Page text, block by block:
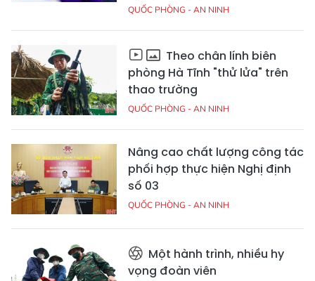
QUỐC PHÒNG - AN NINH
Theo chân lính biên
phòng Hà Tĩnh "thử lửa" trên
thao trường
QUỐC PHÒNG - AN NINH
Nâng cao chất lượng công tác
phối hợp thực hiện Nghị định
số 03
QUỐC PHÒNG - AN NINH
Một hành trình, nhiều hy
vọng đoàn viên